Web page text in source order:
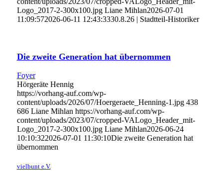
Logo_2017-2-300x100.jpg Liane Mihlan2026-07-01
11:09:572026-06-11 12:43:3330.8.26 | Stadtteil-Historiker
Die zweite Generation hat übernommen
Foyer
Hörgeräte Hennig
https://vorhang-auf.com/wp-
content/uploads/2026/07/Hoergeraete_Henning-1.jpg 438
686 Liane Mihlan https://vorhang-auf.com/wp-
content/uploads/2023/07/cropped-VALogo_Header_mit-
Logo_2017-2-300x100.jpg Liane Mihlan2026-06-24
10:10:322026-07-01 11:30:10Die zweite Generation hat
übernommen
vielbunt e.V.